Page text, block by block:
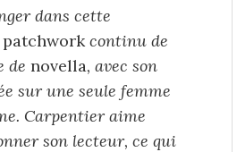
dans cette
patchwork continu de
de novella, avec son
sur une seule femme
Carpentier aime
son lecteur, ce qui